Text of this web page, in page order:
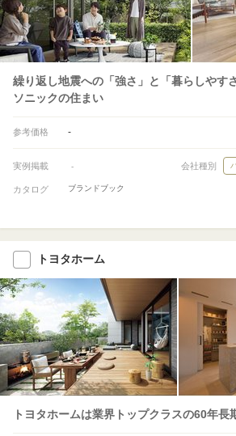
繰り返し地震への「強さ」と「暮らしやす
ソニックの住まい
参考価格 -
実例掲載 - 会社種別
カタログ ブランドブック
トヨタホーム
トヨタホームは業界トップクラスの60年長